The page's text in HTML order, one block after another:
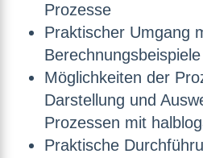
Prozesse
Praktischer Umgang
Möglichkeiten der
Darstellung und
Prozessen mit
Praktische